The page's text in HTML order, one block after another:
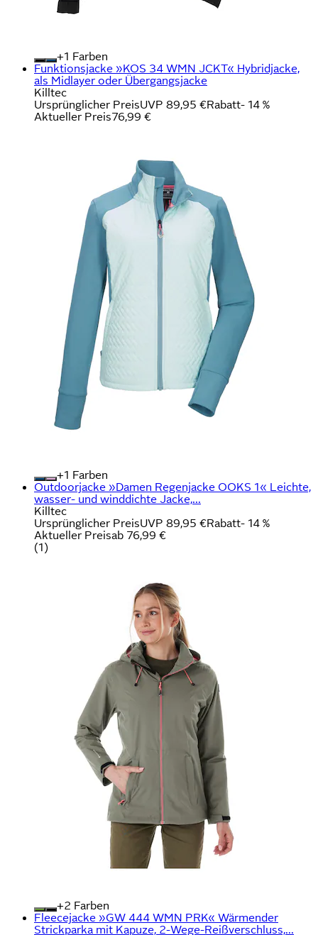
+
Farben
Funktionsjacke »KOS 34 WMN JCKT« Hybridjacke,
als Midlayer oder Übergangsjacke
Killtec
Ursprünglicher PreisUVP 89,95 €Rabatt- 14 %
Aktueller Preis76,99 €
+
Farben
Outdoorjacke »Damen Regenjacke OOKS 1« Leichte,
wasser- und winddichte Jacke,...
Killtec
Ursprünglicher PreisUVP 89,95 €Rabatt- 14 %
Aktueller Preisab 76,99 €
(1)
+
Farben
Fleecejacke »GW 444 WMN PRK« Wärmender
Strickparka mit Kapuze, 2-Wege-Reißverschluss,...